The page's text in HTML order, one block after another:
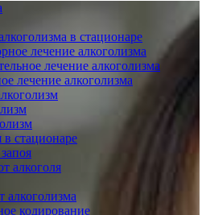
в стационаре
лечение алкоголизма
лечение алкоголизма
лечение алкоголизма
стационаре
алкоголя
алкоголизма
кодирование